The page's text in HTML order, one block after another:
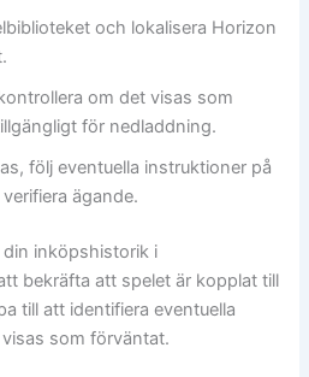
och lokalisera Horizon
om det visas som
för nedladdning.
följ eventuella instruktioner på
ägande.
inköpshistorik i
bekräfta att spelet är kopplat till
till att identifiera eventuella
som förväntat.